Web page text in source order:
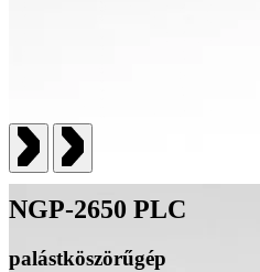
NGP-2650 PLC
palástköszörűgép